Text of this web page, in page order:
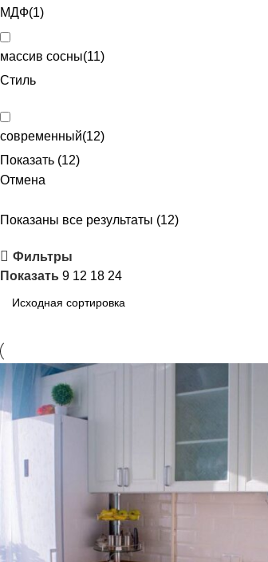
МДФ(1)
массив сосны(11)
Стиль
современный(12)
Показать (12)
Отмена
Показаны все результаты (12)
Фильтры
Показать 9 12 18 24